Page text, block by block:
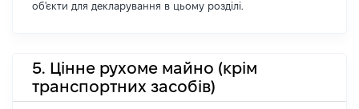
об'єкти для декларування в цьому розділі.
5. Цінне рухоме майно (крім
транспортних засобів)